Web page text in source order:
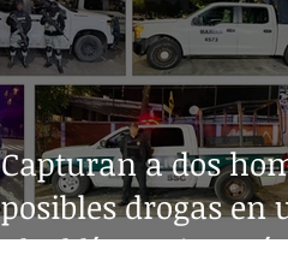
Capturan a dos
posibles drogas en
alcaldía Benito